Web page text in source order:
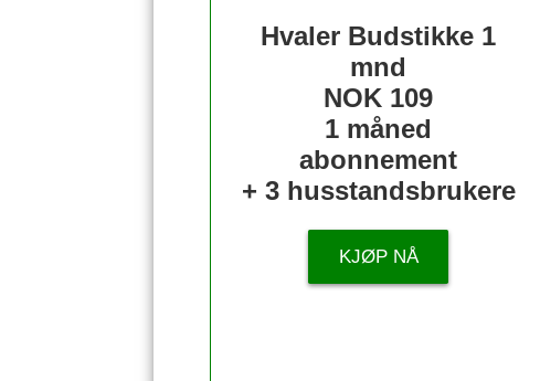
Hvaler Budstikke 1
mnd
NOK 109
1 måned
abonnement
+ 3 husstandsbrukere
KJØP NÅ